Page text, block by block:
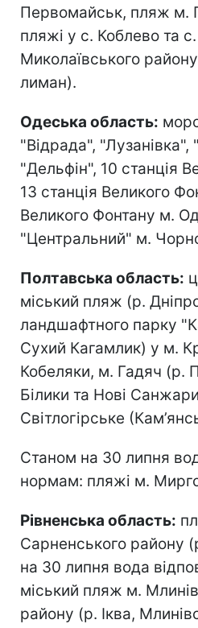
Первомайськ, пляж м.
пляжі у с. Коблево та
Миколаївського
лиман).
Одеська область:
"Відрада", "Лузанівка",
"Дельфін", 10 станція
13 станція Великого
Великого Фонтану м.
"Центральний" м.
Полтавська область:
міський пляж (р.
ландшафтного парку
Сухий Кагамлик) у м.
Кобеляки, м. Гадяч (р.
Білики та Нові
Світлогірське
Станом на 30 липня
нормам: пляжі м.
Рівненська область:
Сарненського району
на 30 липня вода
міський пляж м.
району (р. Іква,